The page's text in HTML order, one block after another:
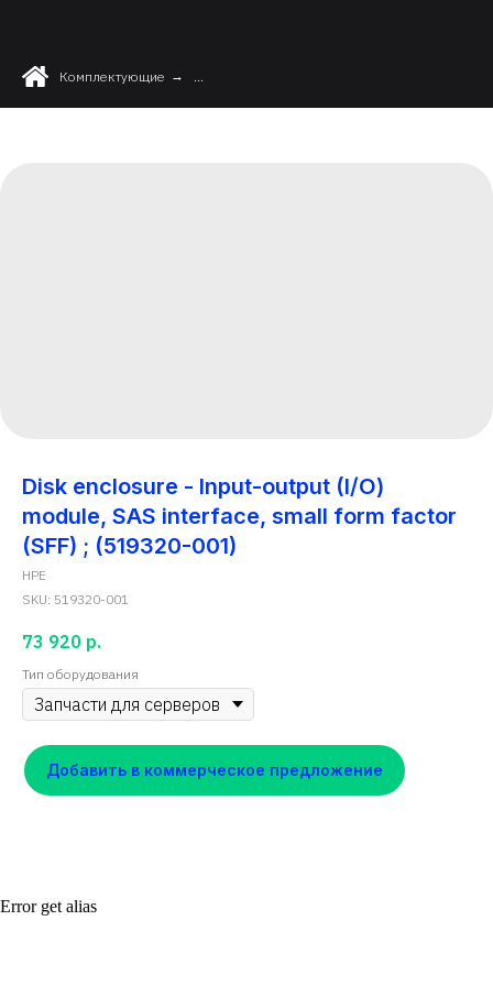
Комплектующие → ...
Disk enclosure - Input-output (I/O)
module, SAS interface, small form factor
(SFF) ; (519320-001)
HPE
SKU: 519320-001
73 920 р.
Тип оборудования
Добавить в коммерческое предложение
Error get alias